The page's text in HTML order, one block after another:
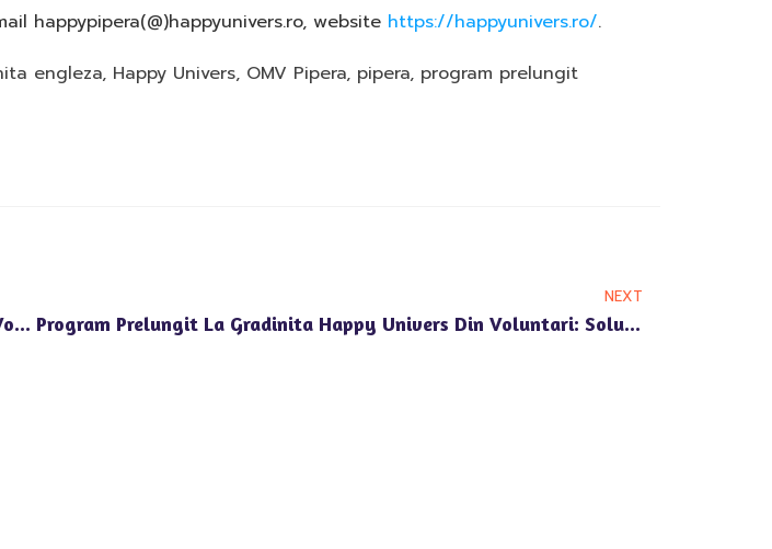
happypipera(@)happyunivers.ro, website https://happyunivers.ro/.
engleza, Happy Univers, OMV Pipera, pipera, program prelungit
Proiecte Educationale Bilingve La Gradinita Happy Univers Din Voluntari Si Pipera
NEXT
Program Prelungit La Gradinita Happy Univers Din Voluntari: Solutia Ideala Pentru Parintii Ocupati